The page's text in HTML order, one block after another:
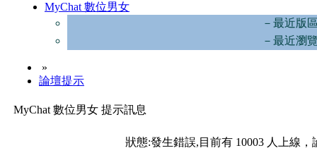
MyChat 數位男女
－最近版
－最近瀏
»
論壇提示
MyChat 數位男女 提示訊息
狀態:發生錯誤,目前有 10003 人上線